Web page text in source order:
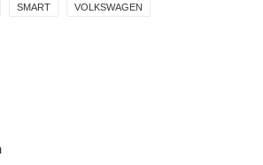
SMART VOLKSWAGEN